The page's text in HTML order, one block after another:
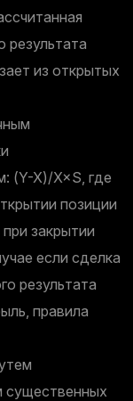
результата
из открытых
(Y-X)/X×S, где
позиции
закрытии
если сделка
результата
правила
существенных